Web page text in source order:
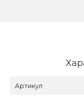
Артикул